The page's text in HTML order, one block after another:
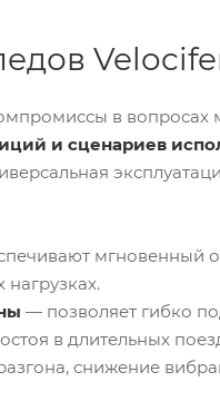
в вопросах
и сценариев
мгновенный
— позволяет гибко
в длительных
снижение